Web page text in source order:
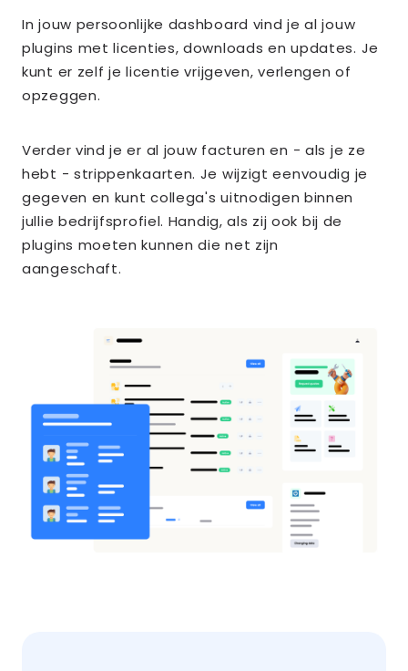
In jouw persoonlijke dashboard vind je al jouw
plugins met licenties, downloads en updates. Je
kunt er zelf je licentie vrijgeven, verlengen of
opzeggen.
Verder vind je er al jouw facturen en - als je ze
hebt - strippenkaarten. Je wijzigt eenvoudig je
gegeven en kunt collega's uitnodigen binnen
jullie bedrijfsprofiel. Handig, als zij ook bij de
plugins moeten kunnen die net zijn
aangeschaft.